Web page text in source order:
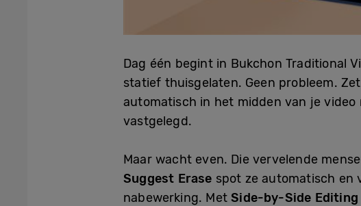
Dag één begint in Bukchon Traditional
statief thuisgelaten. Geen probleem.
automatisch in het midden van je
vastgelegd.
Maar wacht even. Die vervelende
Suggest Erase spot ze automatisch en
nabewerking. MetSide-by-Side Editing